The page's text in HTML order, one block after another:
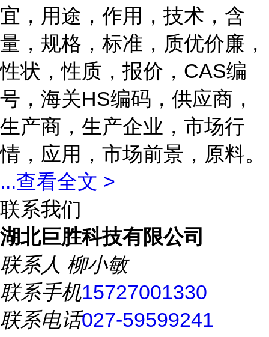
宜，用途，作用，技术，含
量，规格，标准，质优价廉，
性状，性质，报价，CAS编
号，海关HS编码，供应商，
生产商，生产企业，市场行
情，应用，市场前景，原料。
...查看全文 >
联系我们
湖北巨胜科技有限公司
联系人 柳小敏
联系手机15727001330
联系电话027-59599241